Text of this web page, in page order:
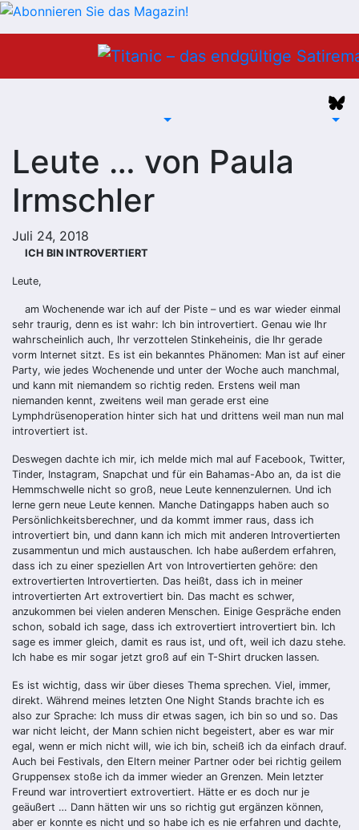
Leute … von Paula
Irmschler
Juli 24, 2018
ICH BIN INTROVERTIERT
Leute,
am Wochenende war ich auf der Piste – und es war wieder einmal
sehr traurig, denn es ist wahr: Ich bin introvertiert. Genau wie Ihr
wahrscheinlich auch, Ihr verzottelen Stinkeheinis, die Ihr gerade
vorm Internet sitzt. Es ist ein bekanntes Phänomen: Man ist auf einer
Party, wie jedes Wochenende und unter der Woche auch manchmal,
und kann mit niemandem so richtig reden. Erstens weil man
niemanden kennt, zweitens weil man gerade erst eine
Lymphdrüsenoperation hinter sich hat und drittens weil man nun mal
introvertiert ist.
Deswegen dachte ich mir, ich melde mich mal auf Facebook, Twitter,
Tinder, Instagram, Snapchat und für ein Bahamas-Abo an, da ist die
Hemmschwelle nicht so groß, neue Leute kennenzulernen. Und ich
lerne gern neue Leute kennen. Manche Datingapps haben auch so
Persönlichkeitsberechner, und da kommt immer raus, dass ich
introvertiert bin, und dann kann ich mich mit anderen Introvertierten
zusammentun und mich austauschen. Ich habe außerdem erfahren,
dass ich zu einer speziellen Art von Introvertierten gehöre: den
extrovertierten Introvertierten. Das heißt, dass ich in meiner
introvertierten Art extrovertiert bin. Das macht es schwer,
anzukommen bei vielen anderen Menschen. Einige Gespräche enden
schon, sobald ich sage, dass ich extrovertiert introvertiert bin. Ich
sage es immer gleich, damit es raus ist, und oft, weil ich dazu stehe.
Ich habe es mir sogar jetzt groß auf ein T-Shirt drucken lassen.
Es ist wichtig, dass wir über dieses Thema sprechen. Viel, immer,
direkt. Während meines letzten One Night Stands brachte ich es
also zur Sprache: Ich muss dir etwas sagen, ich bin so und so. Das
war nicht leicht, der Mann schien nicht begeistert, aber es war mir
egal, wenn er mich nicht will, wie ich bin, scheiß ich da einfach drauf.
Auch bei Festivals, den Eltern meiner Partner oder bei richtig geilem
Gruppensex stoße ich da immer wieder an Grenzen. Mein letzter
Freund war introvertiert extrovertiert. Hätte er es doch nur je
geäußert … Dann hätten wir uns so richtig gut ergänzen können,
aber er konnte es nicht und so habe ich es nie erfahren und dachte,